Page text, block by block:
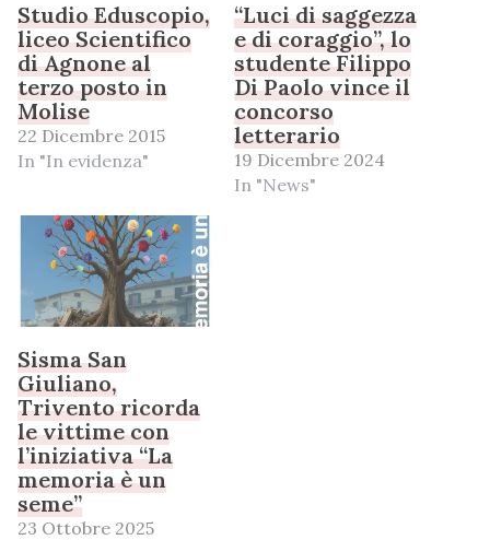
Studio Eduscopio,
liceo Scientifico
di Agnone al
terzo posto in
Molise
22 Dicembre 2015
In "In evidenza"
“Luci di saggezza
e di coraggio”, lo
studente Filippo
Di Paolo vince il
concorso
letterario
19 Dicembre 2024
In "News"
Sisma San
Giuliano,
Trivento ricorda
le vittime con
l’iniziativa “La
memoria è un
seme”
23 Ottobre 2025